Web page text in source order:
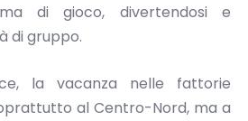
di gioco, divertendosi e
di gruppo.
la vacanza nelle fattorie
al Centro-Nord, ma a